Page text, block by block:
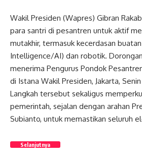
Wakil Presiden (Wapres) Gibran
para santri di pesantren untuk aktif
mutakhir, termasuk kecerdasan
Intelligence/AI) dan robotik.
menerima Pengurus Pondok
di Istana Wakil Presiden, Jakarta,
Langkah tersebut sekaligus
pemerintah, sejalan dengan arahan
Subianto, untuk memastikan seluruh
Selanjutnya